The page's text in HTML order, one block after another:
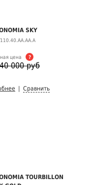
SKY
цена ?
000 руб
Сравнить
TOURBILLON